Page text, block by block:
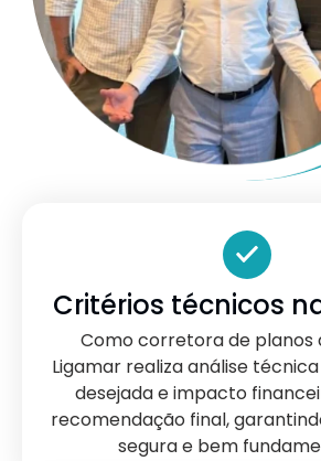
Critérios técnicos
Como corretora de planos
Ligamar realiza análise
desejada e impacto
recomendação final,
segura e bem